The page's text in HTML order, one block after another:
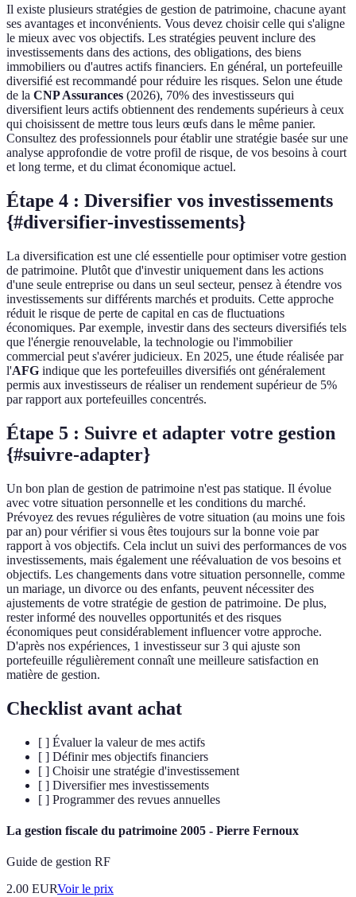
Il existe plusieurs stratégies de gestion de patrimoine, chacune ayant
ses avantages et inconvénients. Vous devez choisir celle qui s'aligne
le mieux avec vos objectifs. Les stratégies peuvent inclure des
investissements dans des actions, des obligations, des biens
immobiliers ou d'autres actifs financiers. En général, un portefeuille
diversifié est recommandé pour réduire les risques. Selon une étude
de la CNP Assurances (2026), 70% des investisseurs qui
diversifient leurs actifs obtiennent des rendements supérieurs à ceux
qui choisissent de mettre tous leurs œufs dans le même panier.
Consultez des professionnels pour établir une stratégie basée sur une
analyse approfondie de votre profil de risque, de vos besoins à court
et long terme, et du climat économique actuel.
Étape 4 : Diversifier vos investissements
{#diversifier-investissements}
La diversification est une clé essentielle pour optimiser votre gestion
de patrimoine. Plutôt que d'investir uniquement dans les actions
d'une seule entreprise ou dans un seul secteur, pensez à étendre vos
investissements sur différents marchés et produits. Cette approche
réduit le risque de perte de capital en cas de fluctuations
économiques. Par exemple, investir dans des secteurs diversifiés tels
que l'énergie renouvelable, la technologie ou l'immobilier
commercial peut s'avérer judicieux. En 2025, une étude réalisée par
l'AFG indique que les portefeuilles diversifiés ont généralement
permis aux investisseurs de réaliser un rendement supérieur de 5%
par rapport aux portefeuilles concentrés.
Étape 5 : Suivre et adapter votre gestion
{#suivre-adapter}
Un bon plan de gestion de patrimoine n'est pas statique. Il évolue
avec votre situation personnelle et les conditions du marché.
Prévoyez des revues régulières de votre situation (au moins une fois
par an) pour vérifier si vous êtes toujours sur la bonne voie par
rapport à vos objectifs. Cela inclut un suivi des performances de vos
investissements, mais également une réévaluation de vos besoins et
objectifs. Les changements dans votre situation personnelle, comme
un mariage, un divorce ou des enfants, peuvent nécessiter des
ajustements de votre stratégie de gestion de patrimoine. De plus,
rester informé des nouvelles opportunités et des risques
économiques peut considérablement influencer votre approche.
D'après nos expériences, 1 investisseur sur 3 qui ajuste son
portefeuille régulièrement connaît une meilleure satisfaction en
matière de gestion.
Checklist avant achat
[ ] Évaluer la valeur de mes actifs
[ ] Définir mes objectifs financiers
[ ] Choisir une stratégie d'investissement
[ ] Diversifier mes investissements
[ ] Programmer des revues annuelles
La gestion fiscale du patrimoine 2005 - Pierre Fernoux
Guide de gestion RF
2.00 EURVoir le prix